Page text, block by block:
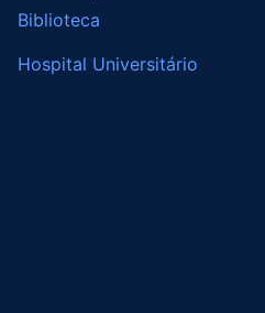
Biblioteca
Hospital Universitário